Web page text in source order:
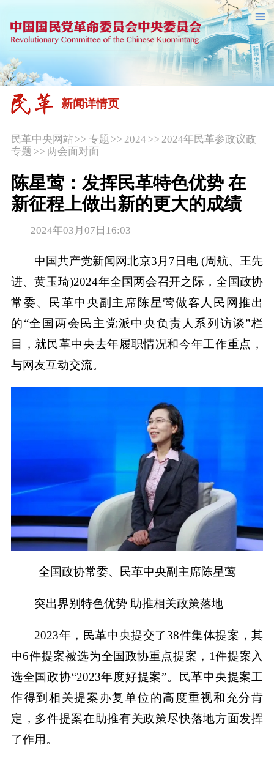
新闻详情页
民革中央网站>> 专题 >>2024 >>2024年民革参政议政
专题 >> 两会面对面
陈星莺：发挥民革特色优势 在
新征程上做出新的更大的成绩
2024年03月07日16:03
中国共产党新闻网北京3月7日电 (周航、王先
进、黄玉琦)2024年全国两会召开之际，全国政协
常委、民革中央副主席陈星莺做客人民网推出
的“全国两会民主党派中央负责人系列访谈”栏
目，就民革中央去年履职情况和今年工作重点，
与网友互动交流。
全国政协常委、民革中央副主席陈星莺
突出界别特色优势 助推相关政策落地
2023年，民革中央提交了38件集体提案，其
中6件提案被选为全国政协重点提案，1件提案入
选全国政协“2023年度好提案”。民革中央提案工
作得到相关提案办复单位的高度重视和充分肯
定，多件提案在助推有关政策尽快落地方面发挥
了作用。